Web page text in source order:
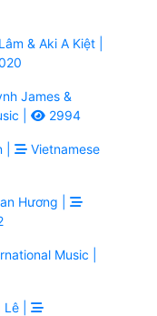
& Aki A Kiệt |
James &
| 2994
|
Vietnamese
Hương |
Music |
|